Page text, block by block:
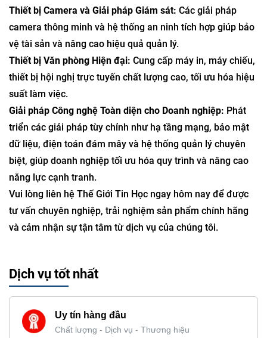
Thiết bị Camera và Giải pháp Giám sát: Các giải pháp
camera thông minh và hệ thống an ninh tích hợp giúp bảo
vệ tài sản và nâng cao hiệu quả quản lý.
Thiết bị Văn phòng Hiện đại: Cung cấp máy in, máy chiếu,
thiết bị hội nghị trực tuyến chất lượng cao, tối ưu hóa hiệu
suất làm việc.
Giải pháp Công nghệ Toàn diện cho Doanh nghiệp: Phát
triển các giải pháp tùy chỉnh như hạ tầng mạng, bảo mật
dữ liệu, điện toán đám mây và hệ thống quản lý chuyên
biệt, giúp doanh nghiệp tối ưu hóa quy trình và nâng cao
năng lực cạnh tranh.
Vui lòng liên hệ Thế Giới Tin Học ngay hôm nay để được
tư vấn chuyên nghiệp, trải nghiệm sản phẩm chính hãng
và cảm nhận sự tận tâm từ dịch vụ của chúng tôi.
Dịch vụ tốt nhất
Uy tín hàng đầu
Chất lượng - Dịch vụ - Thương hiệu